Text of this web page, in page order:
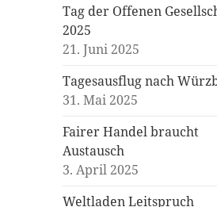
Tag der Offenen
2025
21. Juni 2025
Tagesausflug nach
31. Mai 2025
Fairer Handel braucht
Austausch
3. April 2025
Weltladen Leitspruch